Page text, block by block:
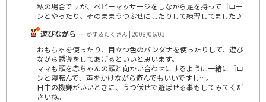
私の場合ですが、ベビーマッサージをしながら足を持ってゴロー
ンとやったり、そのままうつぶせにしたりして練習してました♪
遊びながら… かず＆たくさん | 2008/06/03
おもちゃを使ったり、目立つ色のバンダナを使ったりして、遊び
ながら誘導をしてあげるといいと思います。
ママも頭を赤ちゃんの頭と向かい合わせにするように一緒にゴロ
ンと寝転んで、声をかけながら遊んでもいいですし…。
日中の機嫌がいいときに、うつ伏せで遊ばせる事もしてみてくだ
さいね。